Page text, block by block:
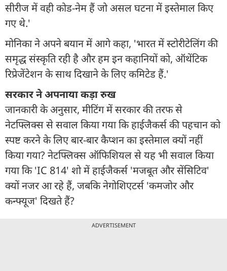
सीरीज में वही कोड-नेम हैं जो असल घटना में इस्तेमाल किए
गए थे.'
मोनिका ने अपने बयान में आगे कहा, 'भारत में स्टोरीटेलिंग की
समृद्ध संस्कृति रही है और हम इन कहानियों को, ऑथेंटिक
रिप्रेजेंटेशन के साथ दिखाने के लिए कमिटेड हैं.'
सरकार ने अपनाया कड़ा रुख
जानकारी के अनुसार, मीटिंग में सरकार की तरफ से
नेटफ्लिक्स से सवाल किया गया कि हाईजैकर्स की पहचान को
स्पष्ट करने के लिए बार-बार कैप्शन का इस्तेमाल क्यों नहीं
किया गया? नेटफ्लिक्स ऑफिशियल से यह भी सवाल किया
गया कि 'IC 814' शो में हाईजैकर्स 'मजबूत और सेंसिटिव'
क्यों नजर आ रहे हैं, जबकि नेगोशिएटर्स 'कमजोर और
कन्फ्यूज' दिखते हैं?
ADVERTISEMENT